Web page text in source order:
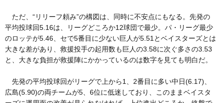
ただ、“リリーフ頼み”の構図は、同時に不安点にもなる。先発の
平均投球回5.16は、リーグどころか12球団で最少。パ・リーグ最少
のロッテが5.46、セで5番目に少ない巨人が5.51とベイスターズとは
大きな差があり、救援投手の起用数も巨人の3.58に次ぐ多さの3.53
と、大きな負担が救援陣にかかっているのは数字を見ても明白だ。
先発の平均投球回がリーグで上から1、2番目に多い中日(6.17)、
広島(5.90)の両チームが5、6位に低迷しており、このままベイスタ